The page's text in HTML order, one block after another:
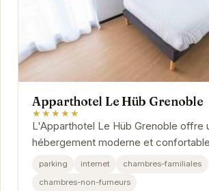
Apparthotel Le Hüb Grenoble
★★★★★
L'Apparthotel Le Hüb Grenoble offre
hébergement moderne et
la ville. Idéalement situé, il permet un
parking internet
chambres-familiales
chambres-non-fumeurs